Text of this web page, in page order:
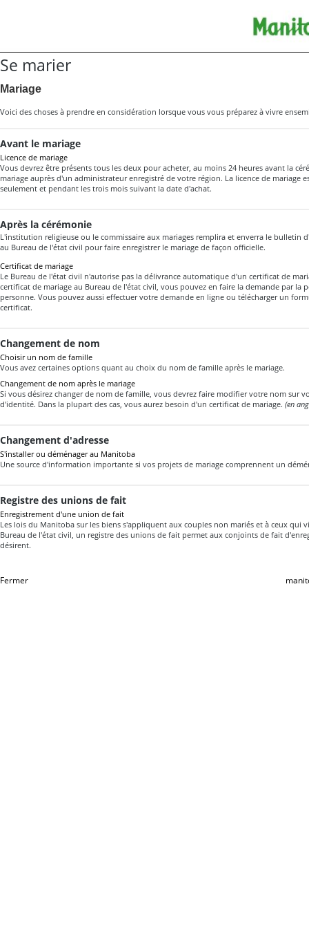
Se marier
Mariage
Voici des choses à prendre en considération lorsque vous vous préparez à vivre
Avant le mariage
Licence de mariage
Vous devrez être présents tous les deux pour acheter, au moins 24 heures avant la
mariage auprès d'un administrateur enregistré de votre région. La licence de mariage
seulement et pendant les trois mois suivant la date d'achat.
Après la cérémonie
L'institution religieuse ou le commissaire aux mariages remplira et enverra le bulletin
au Bureau de l'état civil pour faire enregistrer le mariage de façon officielle.
Certificat de mariage
Le Bureau de l'état civil n'autorise pas la délivrance automatique d'un certificat de
certificat de mariage au Bureau de l'état civil, vous pouvez en faire la demande par la
personne. Vous pouvez aussi effectuer votre demande en ligne ou télécharger un
certificat.
Changement de nom
Choisir un nom de famille
Vous avez certaines options quant au choix du nom de famille après le mariage.
Changement de nom après le mariage
Si vous désirez changer de nom de famille, vous devrez faire modifier votre nom sur
d'identité. Dans la plupart des cas, vous aurez besoin d'un certificat de mariage. (en
Changement d'adresse
S'installer ou déménager au Manitoba
Une source d'information importante si vos projets de mariage comprennent un
Registre des unions de fait
Enregistrement d'une union de fait
Les lois du Manitoba sur les biens s'appliquent aux couples non mariés et à ceux qui
Bureau de l'état civil, un registre des unions de fait permet aux conjoints de fait
désirent.
Fermer